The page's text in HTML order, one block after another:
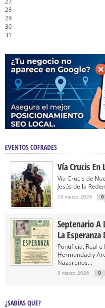
28
29
30
31
EVENTOS COFRADES
Vía Crucis En
Vía Crucis de
Jesús de la
15 marzo 2026 0
Septenario A
La Esperanza
Pontificia, Real e
Hermandad y
Nazarenos...
8 marzo 2026 0
¿SABÍAS QUÉ?